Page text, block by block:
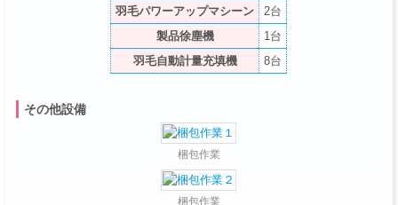
羽毛パワーアップマシーン
2台
製品徐塵機
1台
羽毛自動計量充填機 8台
その他設備
梱包作業
梱包作業